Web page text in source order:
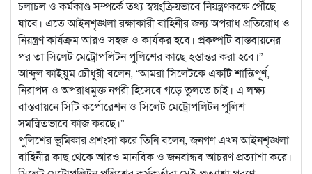
চলাচল ও কর্মকাণ্ড সম্পর্কে তথ্য স্বয়ংক্রিয়ভাবে নিয়ন্ত্রণকক্ষে পৌঁছে
যাবে। এতে আইনশৃঙ্খলা রক্ষাকারী বাহিনীর জন্য অপরাধ প্রতিরোধ ও
নিয়ন্ত্রণ কার্যক্রম আরও সহজ ও কার্যকর হবে। প্রকল্পটি বাস্তবায়নের
পর তা সিলেট মেট্রোপলিটন পুলিশের কাছে হস্তান্তর করা হবে।”
আব্দুল কাইয়ুম চৌধুরী বলেন, “আমরা সিলেটকে একটি শান্তিপূর্ণ,
নিরাপদ ও অপরাধমুক্ত নগরী হিসেবে গড়ে তুলতে চাই। এ লক্ষ্য
বাস্তবায়নে সিটি কর্পোরেশন ও সিলেট মেট্রোপলিটন পুলিশ
সমন্বিতভাবে কাজ করছে।”
পুলিশের ভূমিকার প্রশংসা করে তিনি বলেন, জনগণ এখন আইনশৃঙ্খলা
বাহিনীর কাছ থেকে আরও মানবিক ও জনবান্ধব আচরণ প্রত্যাশা করে।